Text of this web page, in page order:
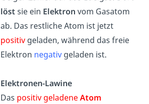
löst sie ein Elektron vom Gasatom
ab. Das restliche Atom ist jetzt
positiv geladen, während das freie
Elektron negativ geladen ist.
Elektronen-Lawine
Das positiv geladeneAtom